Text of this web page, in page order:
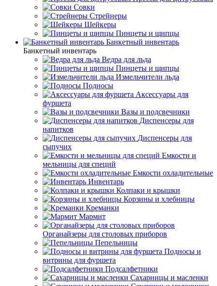
Совки
Стрейнеры
Шейкеры
Пинцеты и щипцы
Банкетный инвентарь
Банкетный инвентарь
Ведра для льда
Пинцеты и щипцы
Измельчители льда
Подносы
Аксессуары для
фуршета
Вазы и подсвечники
Диспенсеры для
напитков
Диспенсеры для
сыпучих
Емкости и
мельницы для специй
Емкости охладительные
Инвентарь
Колпаки и крышки
Корзины и хлебницы
Креманки
Мармит
Органайзеры для столовых приборов
Пепельницы
Подносы и
витрины для фуршета
Подсалфетники
Сахарницы и масленки